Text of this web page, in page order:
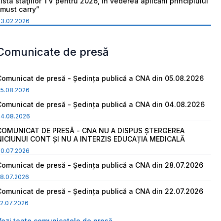
carry”
de presă
de presă - Ședința publică a CNA din 05.08.2026
de presă - Ședința publică a CNA din 04.08.2026
DE PRESĂ - CNA NU A DISPUS ȘTERGEREA
CONT ȘI NU A INTERZIS EDUCAȚIA MEDICALĂ
de presă - Ședința publică a CNA din 28.07.2026
de presă - Ședința publică a CNA din 22.07.2026